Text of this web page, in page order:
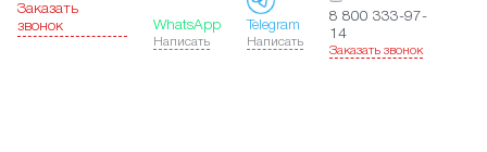
Заказать
звонок
WhatsApp
Написать
Telegram
Написать
8 800 333-97-
14
Заказать звонок